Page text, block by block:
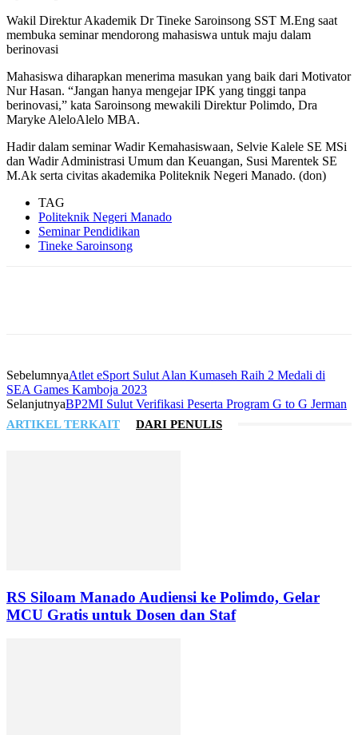
Wakil Direktur Akademik Dr Tineke Saroinsong SST M.Eng saat
membuka seminar mendorong mahasiswa untuk maju dalam
berinovasi
Mahasiswa diharapkan menerima masukan yang baik dari Motivator
Nur Hasan. “Jangan hanya mengejar IPK yang tinggi tanpa
berinovasi,” kata Saroinsong mewakili Direktur Polimdo, Dra
Maryke AleloAlelo MBA.
Hadir dalam seminar Wadir Kemahasiswaan, Selvie Kalele SE MSi
dan Wadir Administrasi Umum dan Keuangan, Susi Marentek SE
M.Ak serta civitas akademika Politeknik Negeri Manado. (don)
TAG
Politeknik Negeri Manado
Seminar Pendidikan
Tineke Saroinsong
SebelumnyaAtlet eSport Sulut Alan Kumaseh Raih 2 Medali di
SEA Games Kamboja 2023
SelanjutnyaBP2MI Sulut Verifikasi Peserta Program G to G Jerman
ARTIKEL TERKAIT DARI PENULIS
RS Siloam Manado Audiensi ke Polimdo, Gelar
MCU Gratis untuk Dosen dan Staf